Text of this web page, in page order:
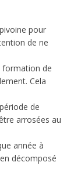
pour
de ne
formation de
Cela
de
arrosées au
année à
décomposé